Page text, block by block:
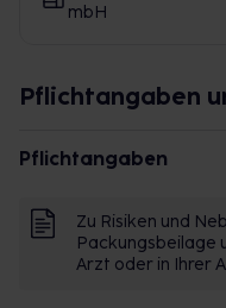
mbH
Pflichtangaben
Pflichtangaben
Zu Risiken und
Packungsbeilage
Arzt oder in Ihrer